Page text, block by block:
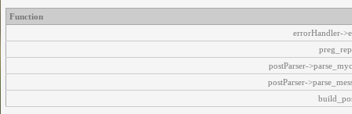
Function
errorHandler-
postParser-
postParser-